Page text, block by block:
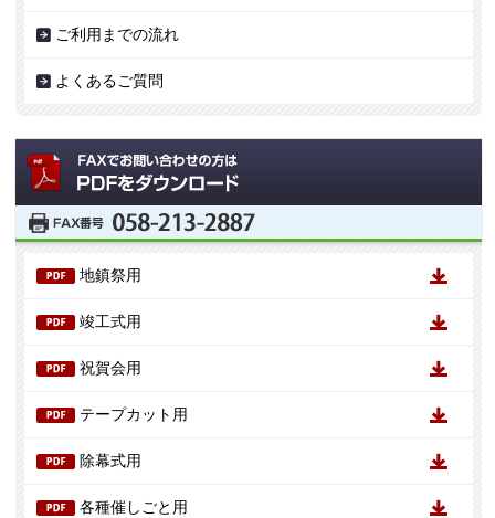
ご利用までの流れ
よくあるご質問
地鎮祭用
竣工式用
祝賀会用
テープカット用
除幕式用
各種催しごと用